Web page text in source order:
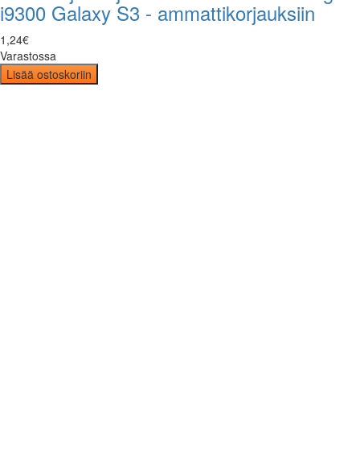
i9300 Galaxy S3 - ammattikorjauksiin
1 ,24€
Varastossa
Lisää ostoskoriin